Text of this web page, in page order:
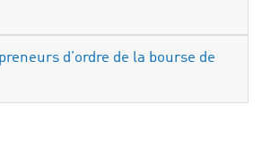
d’ordre de la bourse de